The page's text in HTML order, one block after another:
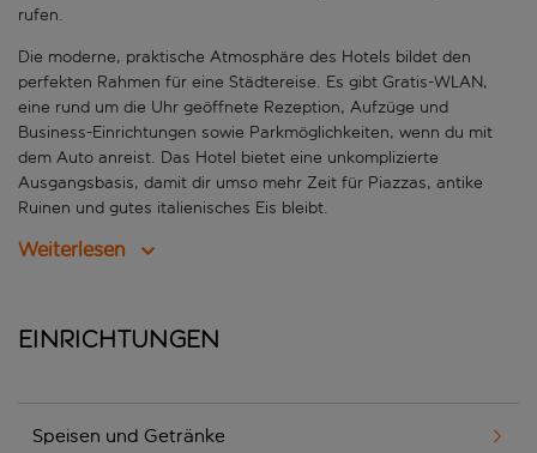
rufen.
Die moderne, praktische Atmosphäre des Hotels bildet den
perfekten Rahmen für eine Städtereise. Es gibt Gratis-WLAN,
eine rund um die Uhr geöffnete Rezeption, Aufzüge und
Business-Einrichtungen sowie Parkmöglichkeiten, wenn du mit
dem Auto anreist. Das Hotel bietet eine unkomplizierte
Ausgangsbasis, damit dir umso mehr Zeit für Piazzas, antike
Ruinen und gutes italienisches Eis bleibt.
Weiterlesen
Einrichtungen
Speisen und Getränke